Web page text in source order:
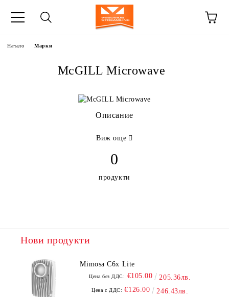
Начало Марки
McGILL Microwave
Описание
Виж още
0
продукти
Нови продукти
Mimosa C6x Lite
Цена без ДДС: €105.00 205.36лв.
Цена с ДДС: €126.00 246.43лв.